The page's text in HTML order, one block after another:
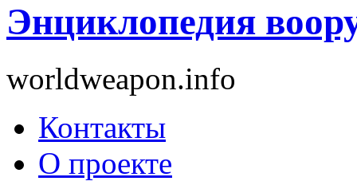
Энциклопедия
worldweapon.info
Контакты
О проекте